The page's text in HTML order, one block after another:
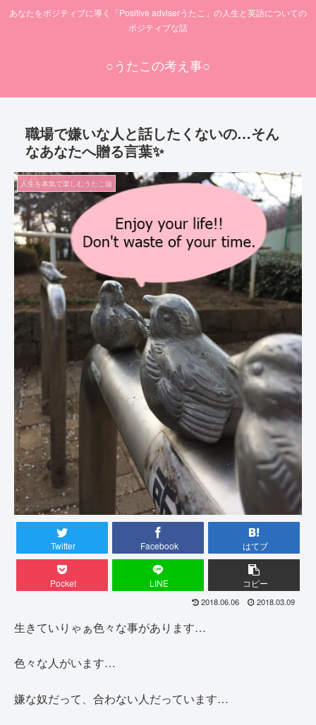
あなたをポジティブに導く「Positive adviserうたこ」の人生と英語についての
ポジティブな話
○うたこの考え事○
職場で嫌いな人と話したくないの…そん
なあなたへ贈る言葉✨
人生を本気で楽しむうたこ論
Twitter Facebook はてブ
Pocket LINE コピー
2018.06.06 2018.03.09
生きていりゃぁ色々な事があります…
色々な人がいます…
嫌な奴だって、合わない人だっています…